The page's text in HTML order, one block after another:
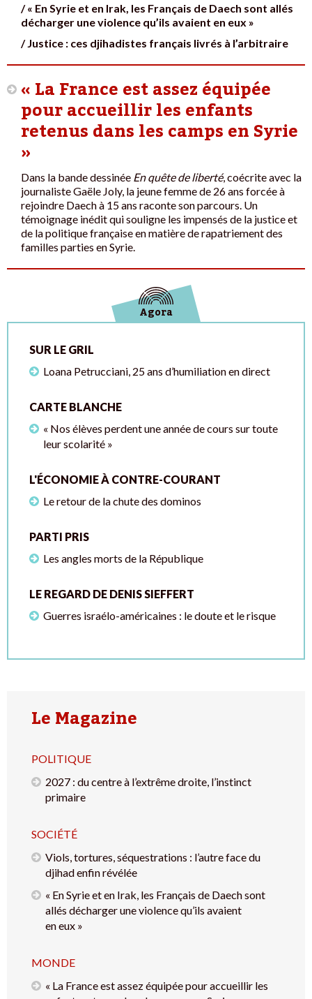
/ « En Syrie et en Irak, les Français de Daech sont allés
décharger une violence qu’ils avaient en eux »
/ Justice : ces djihadistes français livrés à l’arbitraire
« La France est assez équipée
pour accueillir les enfants
retenus dans les camps en Syrie
»
Dans la bande dessinée En quête de liberté, coécrite avec la
journaliste Gaële Joly, la jeune femme de 26 ans forcée à
rejoindre Daech à 15 ans raconte son parcours. Un
témoignage inédit qui souligne les impensés de la justice et
de la politique française en matière de rapatriement des
familles parties en Syrie.
Agora
SUR LE GRIL
Loana Petrucciani, 25 ans d’humiliation en direct
CARTE BLANCHE
« Nos élèves perdent une année de cours sur toute
leur scolarité »
L'ÉCONOMIE À CONTRE-COURANT
Le retour de la chute des dominos
PARTI PRIS
Les angles morts de la République
LE REGARD DE DENIS SIEFFERT
Guerres israélo-américaines : le doute et le risque
Le Magazine
POLITIQUE
2027 : du centre à l’extrême droite, l’instinct
primaire
SOCIÉTÉ
Viols, tortures, séquestrations : l’autre face du
djihad enfin révélée
« En Syrie et en Irak, les Français de Daech sont
allés décharger une violence qu’ils avaient
en eux »
MONDE
« La France est assez équipée pour accueillir les